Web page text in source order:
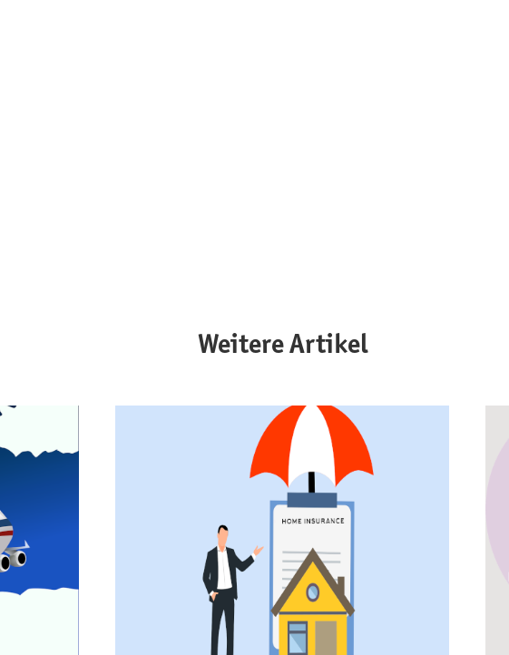
Weitere Artikel